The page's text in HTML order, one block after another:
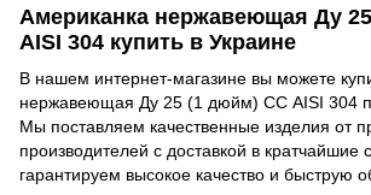
Американка нержавеющая Ду
AISI 304 купить в Украине
В нашем интернет-магазине вы можете
нержавеющая Ду 25 (1 дюйм) СС AISI 304
Мы поставляем качественные изделия от
производителей с доставкой в кратчайшие
гарантируем высокое качество и быструю